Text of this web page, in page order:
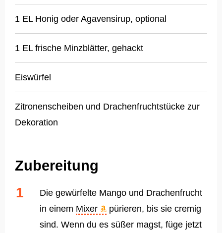
1 EL Honig oder Agavensirup, optional
1 EL frische Minzblätter, gehackt
Eiswürfel
Zitronenscheiben und Drachenfruchtstücke zur
Dekoration
Zubereitung
Die gewürfelte Mango und Drachenfrucht
in einem Mixer
pürieren, bis sie cremig
sind. Wenn du es süßer magst, füge jetzt